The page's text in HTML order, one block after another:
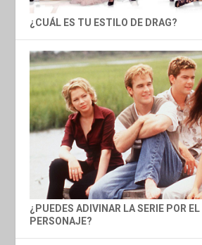
¿CUÁL ES TU ESTILO DE DRAG?
¿PUEDES ADIVINAR LA SERIE POR
PERSONAJE?